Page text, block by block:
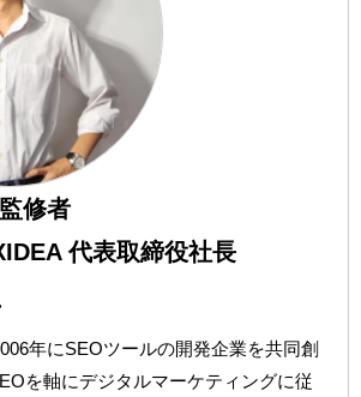
修者
代表取締役社長
年にSEOツールの開発企業を共同創
を軸にデジタルマーケティングに従